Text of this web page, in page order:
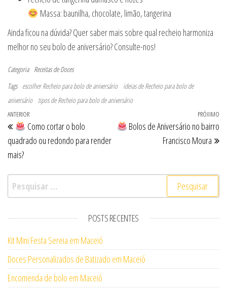
Massa: baunilha, chocolate, limão, tangerina
Ainda ficou na dúvida? Quer saber mais sobre qual recheio harmoniza
melhor no seu bolo de aniversário? Consulte-nos!
Categoria Receitas de Doces
Tags escolher Recheio para bolo de aniversário
ideias de Recheio para bolo de
aniversário
tipos de Recheio para bolo de aniversário
Navegação de Post
Post anterior
ANTERIOR
Como cortar o bolo
quadrado ou redondo para render
mais?
PRÓXIMO
Bolos de Aniversário no bairro
Francisco Moura
Pesquisar por:
POSTS RECENTES
Kit Mini Festa Sereia em Maceió
Doces Personalizados de Batizado em Maceió
Encomenda de bolo em Maceió